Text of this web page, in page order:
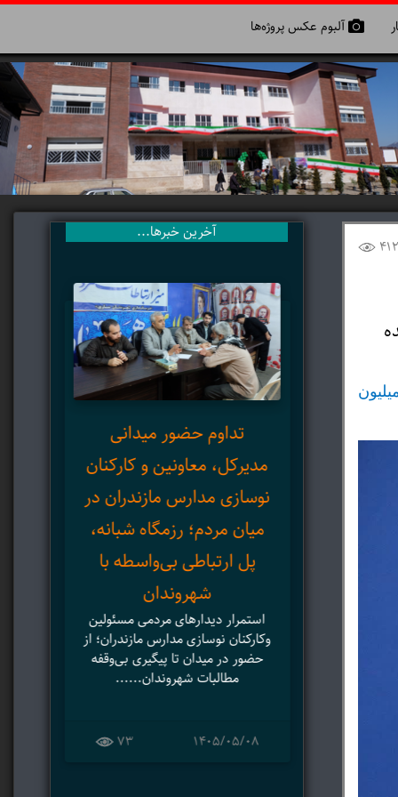
آلبوم عکس پروژه‌ها
412
استاندار مازندران، با پیوستن رسمی به پویش ملی «به‌ساز مدرسه، بساز مدرسه»، ۱۰۰ میلیون
آخرین خبرها...
تداوم حضور میدانی
مدیرکل، معاونین و کارکنان
نوسازی مدارس مازندران در
میان مردم؛ رزمگاه شبانه،
پل ارتباطی بی‌واسطه با
شهروندان
استمرار دیدارهای مردمی مسئولین
وکارکنان نوسازی مدارس مازندران؛ از
حضور در میدان تا پیگیری بی‌وقفه
مطالبات شهروندان......
۱۴۰۵/۰۵/۰۸ 73